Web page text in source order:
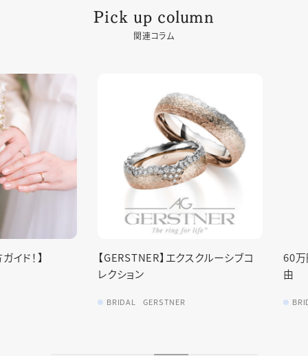
Pick up column
関連コラム
】
【GERSTNER】エクスクルーシブコ
レクション
BRIDAL GERSTNER
60万円
BRIDAL